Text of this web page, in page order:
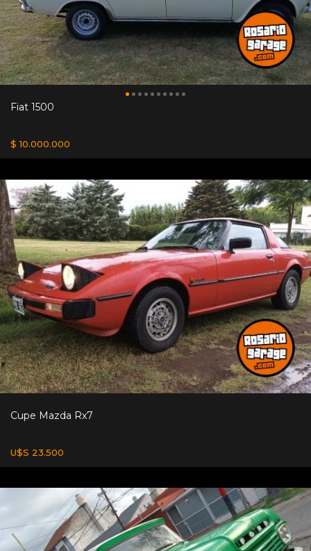
Fiat 1500
$ 10.000.000
Cupe Mazda Rx7
U$S 23.500